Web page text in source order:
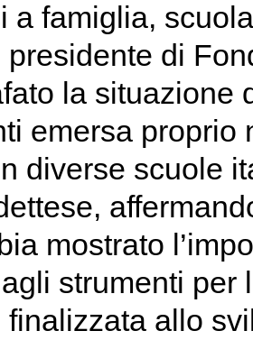
a famiglia,
presidente di
la situazione
emersa proprio
diverse scuole
mostrato
agli strumenti
finalizzata allo